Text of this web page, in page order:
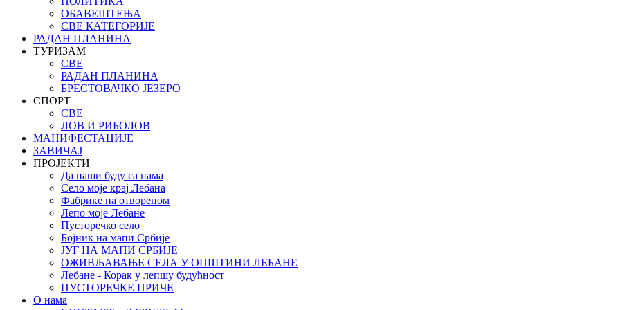
ОБАВЕШТЕЊА
СВЕ КАТЕГОРИЈЕ
РАДАН ПЛАНИНА
ТУРИЗАМ
СВЕ
РАДАН ПЛАНИНА
БРЕСТОВАЧКО ЈЕЗЕРО
СПОРТ
СВЕ
ЛОВ И РИБОЛОВ
МАНИФЕСТАЦИЈЕ
ЗАВИЧАЈ
ПРОЈЕКТИ
Да наши буду са нама
Село моје крај Лебана
Фабрике на отвореном
Лепо моје Лебане
Пусторечко село
Бојник на мапи Србије
ЈУГ НА МАПИ СРБИЈЕ
ОЖИВЉАВАЊЕ СЕЛА У ОПШТИНИ ЛЕБАНЕ
Лебане - Корак у лепшу будућност
ПУСТОРЕЧКЕ ПРИЧЕ
О нама